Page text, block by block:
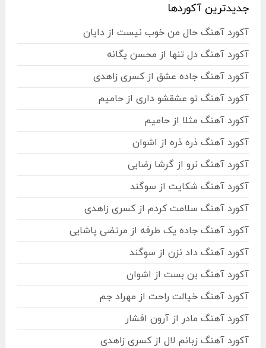
جدیدترین آکوردها
آکورد آهنگ حال من خوب نیست از دایان
آکورد آهنگ دل تنها از محسن یگانه
آکورد آهنگ جاده عشق از کسری زاهدی
آکورد آهنگ تو عشقشو داری از حامیم
آکورد آهنگ مثلا از حامیم
آکورد آهنگ ذره ذره از اشوان
آکورد آهنگ نرو از گرشا رضایی
آکورد آهنگ شکایت از سوگند
آکورد آهنگ سلامت کردم از کسری زاهدی
آکورد آهنگ جاده یک طرفه از مرتضی پاشایی
آکورد آهنگ داد نزن از سوگند
آکورد آهنگ بن بست از اشوان
آکورد آهنگ خیالت راحت از مهراد جم
آکورد آهنگ مادر از آرون افشار
آکورد آهنگ زبانم لال از کسری زاهدی